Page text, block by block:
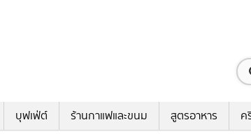
บุฟเฟ่ต์ ร้านกาแฟและขนม สูตรอาหาร ค